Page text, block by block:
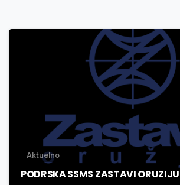
Aktuelno
PODRSKA SSMS ZASTAVI ORUZIJU